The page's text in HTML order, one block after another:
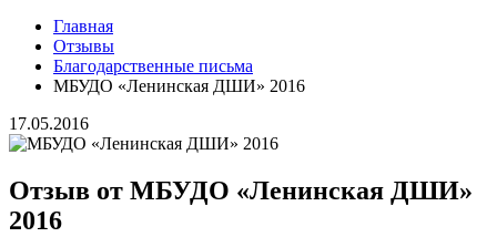
Главная
Отзывы
Благодарственные письма
МБУДО «Ленинская ДШИ» 2016
17.05.2016
Отзыв от МБУДО «Ленинская ДШИ»
2016